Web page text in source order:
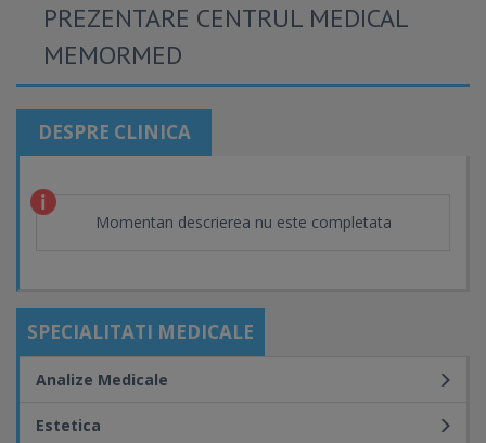
PREZENTARE CENTRUL MEDICAL
MEMORMED
DESPRE CLINICA
Momentan descrierea nu este completata
SPECIALITATI MEDICALE
Analize Medicale
Estetica